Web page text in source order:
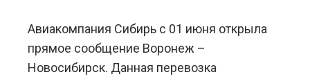
Авиакомпания Сибирь с 01 июня открыла
прямое сообщение Воронеж –
Новосибирск. Данная перевозка